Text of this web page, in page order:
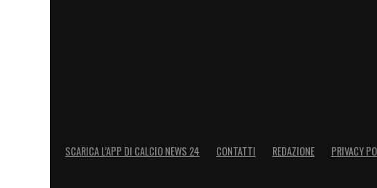
20enne, cresciuto nelle giovanili nerazzurri, è
SCARICA L’APP DI CALCIO NEWS 24 CONTATTI REDAZIONE PRIVACY